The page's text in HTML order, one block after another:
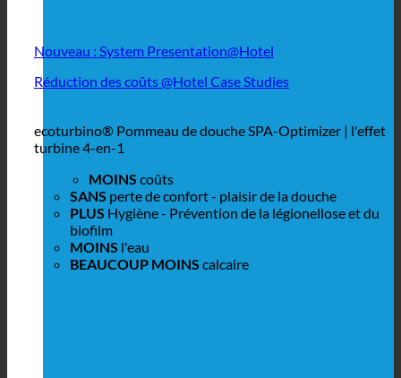
Nouveau : System Presentation@Hotel
Réduction des coûts @Hotel Case Studies
ecoturbino® Pommeau de douche SPA-Optimizer | l'effet
turbine 4-en-1
MOINS coûts
SANS perte de confort - plaisir de la douche
PLUS Hygiène - Prévention de la légionellose et du
biofilm
MOINS l'eau
BEAUCOUP MOINS calcaire